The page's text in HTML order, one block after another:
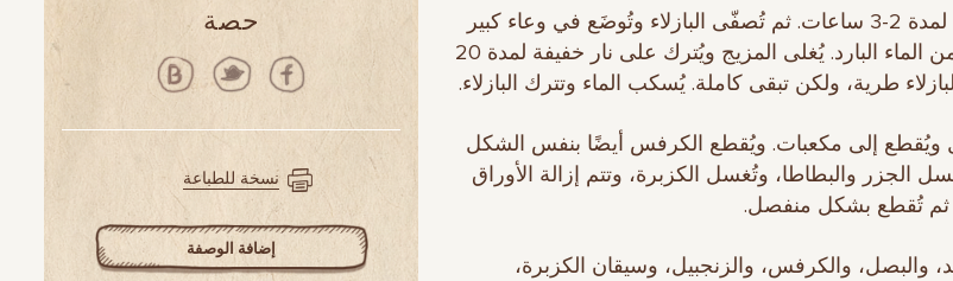
1. تُنقع البازلاء في الماء لمدة 2-3 ساعات. ثم تُصفّى البازلاء وتُوضَع في وعاء كبير
وتُضاف إليها 750 مل من الماء البارد. يُغلى المزيج ويُترك على نار خفيفة لمدة 20
طرية، ولكن تبقى كاملة. يُسكب الماء وتترك البازلاء.
ويُقطع إلى مكعبات. ويُقطع الكرفس أيضًا بنفس الشكل
الجزر والبطاطا، وتُغسل الكزبرة، وتتم إزالة الأوراق
ثم تُقطع بشكل منفصل.
والبصل، والكرفس، والزنجبيل، وسيقان الكزبرة،
حصة
نسخة للطباعة
إضافة الوصفة